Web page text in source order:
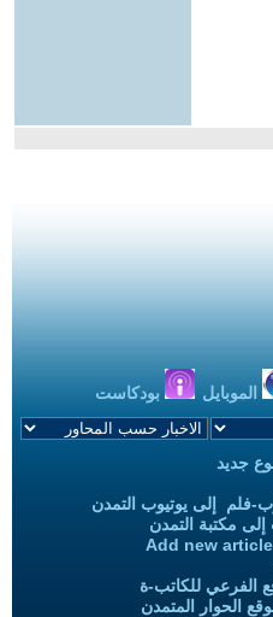
الموبايل بودكاست
جديد
فلم إلى يوتيوب التمدن
إلى مكتبة التمدن
Add new
الفرعي للكاتب-ة
الحوار المتمدن